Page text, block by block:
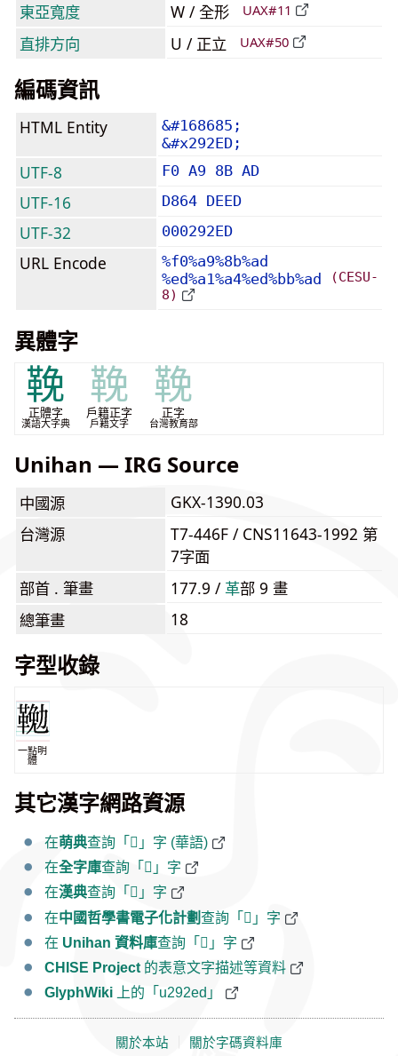
東亞寬度
W / 全形 UAX#11
直排方向 U / 正立 UAX#50
編碼資訊
HTML Entity
&#168685;
&#x292ED;
UTF-8 F0 A9 8B AD
UTF-16 D864 DEED
UTF-32 000292ED
URL Encode
%f0%a9%8b%ad
%ed%a1%a4%ed%bb%ad
(CESU-
8)
異體字
鞔
正體字
漢語大字典
鞔
戶籍正字
戶籍文字
鞔
正字
台灣教育部
Unihan — IRG Source
中國源
GKX-1390.03
台灣源
T7-446F / CNS11643-1992 第
7字面
部首 . 筆畫
177.9 /⾰部 9 畫
總筆畫
18
字型收錄
一點明
體
其它漢字網路資源
在萌典查詢「𩋭」字 (華語)
在全字庫查詢「𩋭」字
在漢典查詢「𩋭」字
在中國哲學書電子化計劃查詢「𩋭」字
在 Unihan 資料庫查詢「𩋭」字
CHISE Project 的表意文字描述等資料
GlyphWiki 上的「u292ed」
關於本站 關於字碼資料庫